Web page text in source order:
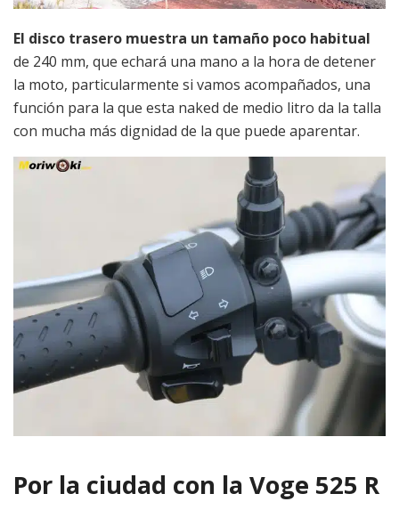
El disco trasero muestra un tamaño poco habitual
de 240 mm, que echará una mano a la hora de detener
la moto, particularmente si vamos acompañados, una
función para la que esta naked de medio litro da la talla
con mucha más dignidad de la que puede aparentar.
Por la ciudad con la Voge 525 R